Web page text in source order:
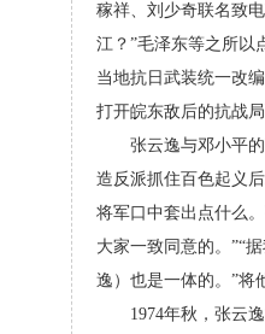
稼祥、刘少奇联名致
江？”毛泽东等之所以
当地抗日武装统一改
打开皖东敌后的抗战
张云逸与邓小平的
造反派抓住百色起义
将军口中套出点什么
大家一致同意的。”“
逸）也是一体的。”将
1974年秋，张云逸